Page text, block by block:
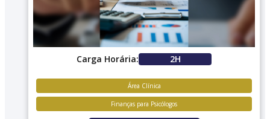
Carga Horária: 2H
Área Clínica
Finanças para Psicólogos